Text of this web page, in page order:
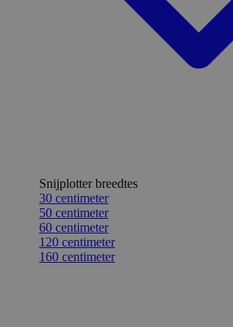
Snijplotter breedtes
30 centimeter
50 centimeter
60 centimeter
120 centimeter
160 centimeter